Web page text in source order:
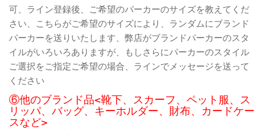
可、ライン登録後、ご希望のパーカーのサイズを教えてくだ
さい、こちらがご希望のサイズにより、ランダムにブランド
パーカーを送りいたします、弊店がブランドパーカーのスタ
イルがいろいろありますが、もしさらにパーカーのスタイル
ご選択をご指定ご希望の場合、ラインでメッセージを送って
ください
⑥他のブランド品<靴下、スカーフ、ペット服、ス
リッパ、バッグ、キーホルダー、財布、カードケー
スなど>